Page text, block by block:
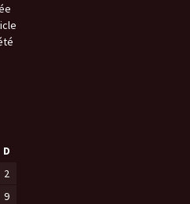
D
2
9